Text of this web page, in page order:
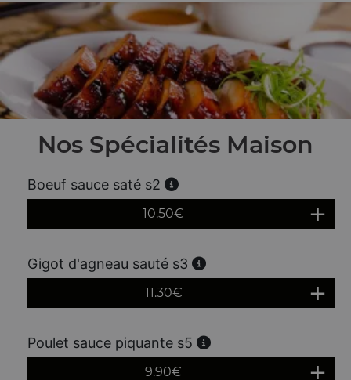
Nos Spécialités Maison
Boeuf sauce saté s2
10.50€
Gigot d'agneau sauté s3
11.30€
Poulet sauce piquante s5
9.90€